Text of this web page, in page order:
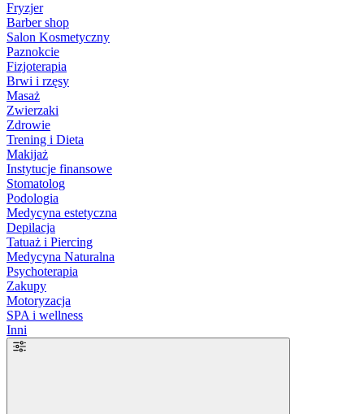
Fryzjer
Barber shop
Salon Kosmetyczny
Paznokcie
Fizjoterapia
Brwi i rzęsy
Masaż
Zwierzaki
Zdrowie
Trening i Dieta
Makijaż
Instytucje finansowe
Stomatolog
Podologia
Medycyna estetyczna
Depilacja
Tatuaż i Piercing
Medycyna Naturalna
Psychoterapia
Zakupy
Motoryzacja
SPA i wellness
Inni